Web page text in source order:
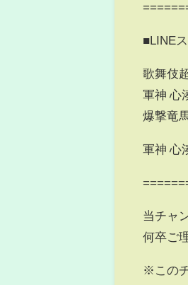
■LINE
歌舞伎
軍神 心
爆撃竜
軍神 心
当チャ
何卒ご
※この